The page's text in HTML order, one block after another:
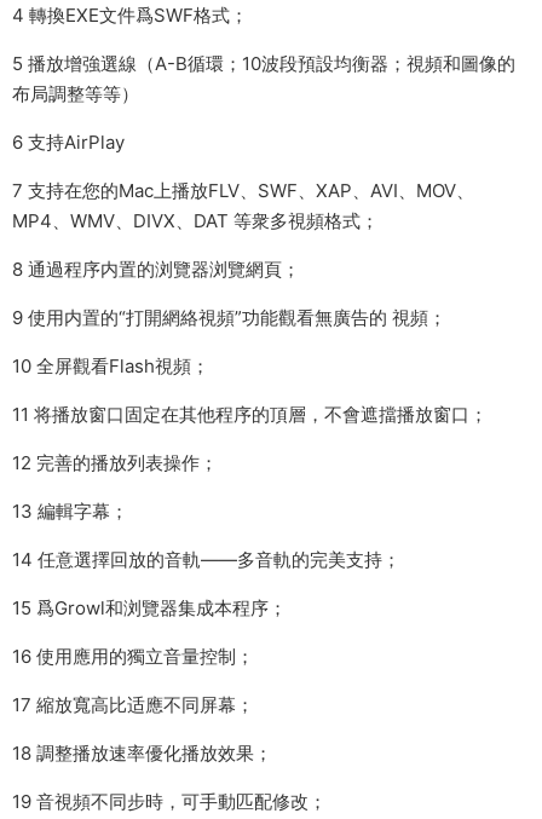
4 轉換EXE文件爲SWF格式；
5 播放增強選線（A-B循環；10波段預設均衡器；視頻和圖像的
布局調整等等）
6 支持AirPlay
7 支持在您的Mac上播放FLV、SWF、XAP、AVI、MOV、
MP4、WMV、DIVX、DAT 等衆多視頻格式；
8 通過程序内置的浏覽器浏覽網頁；
9 使用内置的“打開網絡視頻”功能觀看無廣告的 視頻；
10 全屏觀看Flash視頻；
11 将播放窗口固定在其他程序的頂層，不會遮擋播放窗口；
12 完善的播放列表操作；
13 編輯字幕；
14 任意選擇回放的音軌——多音軌的完美支持；
15 爲Growl和浏覽器集成本程序；
16 使用應用的獨立音量控制；
17 縮放寬高比适應不同屏幕；
18 調整播放速率優化播放效果；
19 音視頻不同步時，可手動匹配修改；